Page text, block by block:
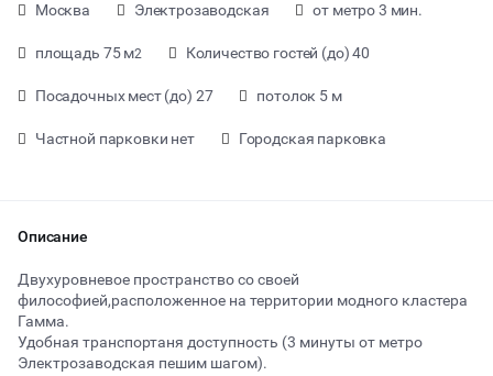
Москва Электрозаводская от метро 3 мин.
площадь 75 м2 Количество гостей (до) 40
Посадочных мест (до) 27 потолок 5 м
Частной парковки нет Городская парковка
Описание
Двухуровневое пространство со своей
философией,расположенное на территории модного кластера
Гамма.
Удобная транспортаня доступность (3 минуты от метро
Электрозаводская пешим шагом).
от 2100 ₽ за час
Тип мероприятия